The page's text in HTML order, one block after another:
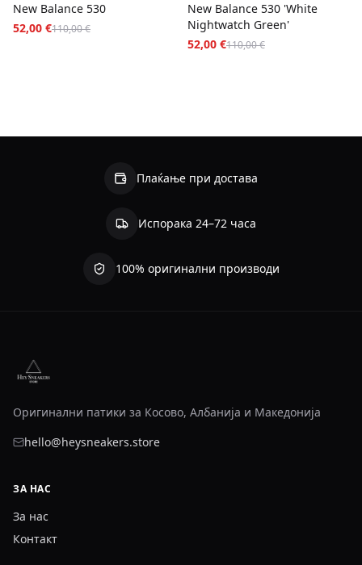
New Balance 530
52,00 €110,00 €
New Balance 530 'White
Nightwatch Green'
52,00 €110,00 €
Плаќање при достава
Испорака 24–72 часа
100% оригинални производи
Оригинални патики за Косово, Албанија и Македонија
hello@heysneakers.store
ЗА НАС
За нас
Контакт